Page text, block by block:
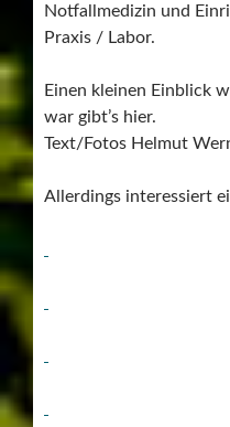
Notfallmedizin und
Praxis / Labor.
Einen kleinen Einblick
war gibt’s hier.
Text/Fotos Helmut
Allerdings interessiert